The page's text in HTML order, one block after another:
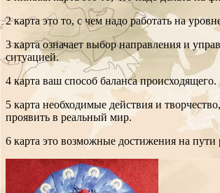
2 карта это то, с чем надо работать на
3 карта означает выбор направления и
ситуацией.
4 карта ваш способ баланса происходящего.
5 карта необходимые действия и
проявить в реальный мир.
6 карта это возможные достижения на пути